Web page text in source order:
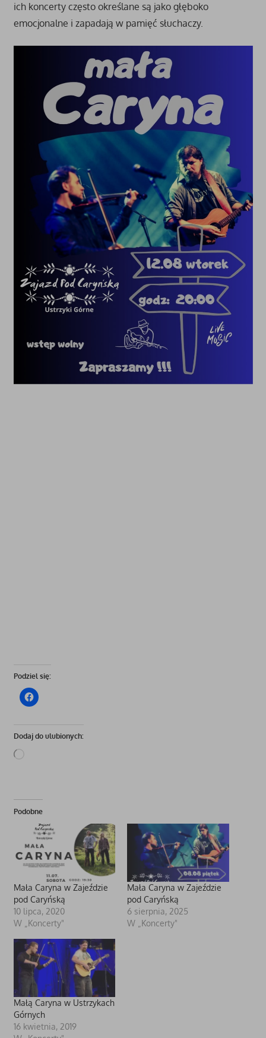
ich koncerty często określane są jako głęboko
emocjonalne i zapadają w pamięć słuchaczy.
Podziel się:
Dodaj do ulubionych:
Podobne
Mała Caryna w Zajeździe
pod Caryńską
10 lipca, 2020
W „Koncerty"
Mała Caryna w Zajeździe
pod Caryńską
6 sierpnia, 2025
W „Koncerty"
Małą Caryna w Ustrzykach
Górnych
16 kwietnia, 2019